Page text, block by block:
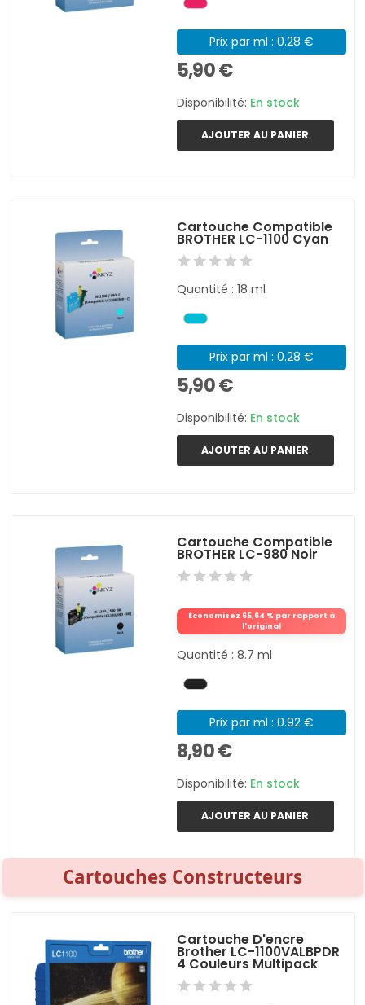
Prix par ml : 0.28 €
5,90 €
Disponibilité: En stock
AJOUTER AU PANIER
Cartouche Compatible
BROTHER LC-1100 Cyan
Quantité : 18 ml
Prix par ml : 0.28 €
5,90 €
Disponibilité: En stock
AJOUTER AU PANIER
Cartouche Compatible
BROTHER LC-980 Noir
Économisez 65,64 % par rapport à
l'original
Quantité : 8.7 ml
Prix par ml : 0.92 €
8,90 €
Disponibilité: En stock
AJOUTER AU PANIER
Cartouches Constructeurs
Cartouche D'encre
Brother LC-1100VALBPDR
4 Couleurs Multipack